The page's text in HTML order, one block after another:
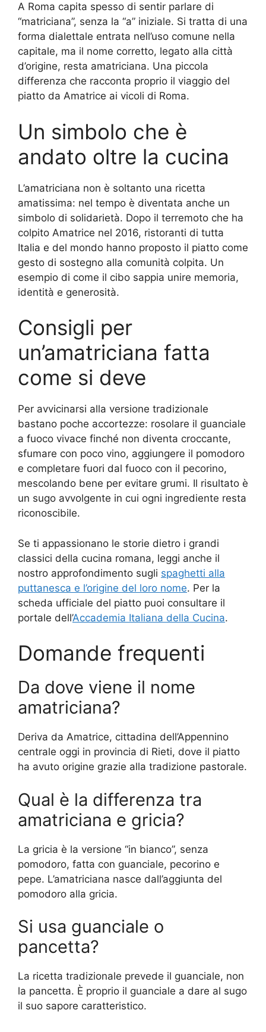
A Roma capita spesso di sentir parlare di
“matriciana”, senza la “a” iniziale. Si tratta di una
forma dialettale entrata nell’uso comune nella
capitale, ma il nome corretto, legato alla città
d’origine, resta amatriciana. Una piccola
differenza che racconta proprio il viaggio del
piatto da Amatrice ai vicoli di Roma.
Un simbolo che è
andato oltre la cucina
L’amatriciana non è soltanto una ricetta
amatissima: nel tempo è diventata anche un
simbolo di solidarietà. Dopo il terremoto che ha
colpito Amatrice nel 2016, ristoranti di tutta
Italia e del mondo hanno proposto il piatto come
gesto di sostegno alla comunità colpita. Un
esempio di come il cibo sappia unire memoria,
identità e generosità.
Consigli per
un’amatriciana fatta
come si deve
Per avvicinarsi alla versione tradizionale
bastano poche accortezze: rosolare il guanciale
a fuoco vivace finché non diventa croccante,
sfumare con poco vino, aggiungere il pomodoro
e completare fuori dal fuoco con il pecorino,
mescolando bene per evitare grumi. Il risultato è
un sugo avvolgente in cui ogni ingrediente resta
riconoscibile.
Se ti appassionano le storie dietro i grandi
classici della cucina romana, leggi anche il
nostro approfondimento sugli spaghetti alla
puttanesca e l’origine del loro nome. Per la
scheda ufficiale del piatto puoi consultare il
portale dell’Accademia Italiana della Cucina.
Domande frequenti
Da dove viene il nome
amatriciana?
Deriva da Amatrice, cittadina dell’Appennino
centrale oggi in provincia di Rieti, dove il piatto
ha avuto origine grazie alla tradizione pastorale.
Qual è la differenza tra
amatriciana e gricia?
La gricia è la versione “in bianco”, senza
pomodoro, fatta con guanciale, pecorino e
pepe. L’amatriciana nasce dall’aggiunta del
pomodoro alla gricia.
Si usa guanciale o
pancetta?
La ricetta tradizionale prevede il guanciale, non
la pancetta. È proprio il guanciale a dare al sugo
il suo sapore caratteristico.